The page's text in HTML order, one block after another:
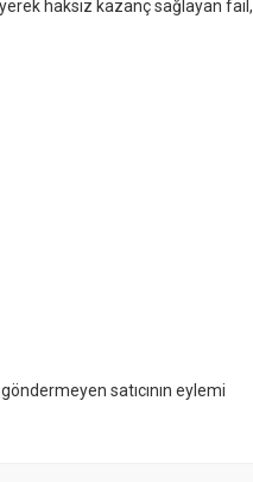
haksız kazanç sağlayan fail,
satıcının eylemi